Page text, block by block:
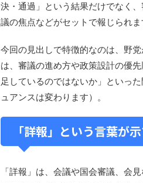
決・通過」という結果だけでなく
議の焦点などがセットで報じられま
今回の見出しで特徴的なのは、野
は、審議の進め方や政策設計の優
足しているのではないか」といっ
ュアンスは変わります）。
「詳報」という言葉が
「詳報」は、会議や国会審議、会